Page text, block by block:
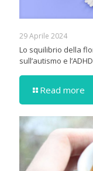
29 Aprile 2024
Lo squilibrio della
sull’autismo e l’ADHD
Read more